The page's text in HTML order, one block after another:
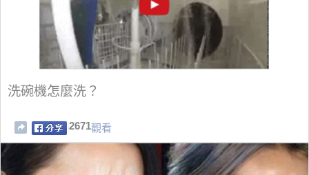
洗碗機怎麼洗？
2671觀看